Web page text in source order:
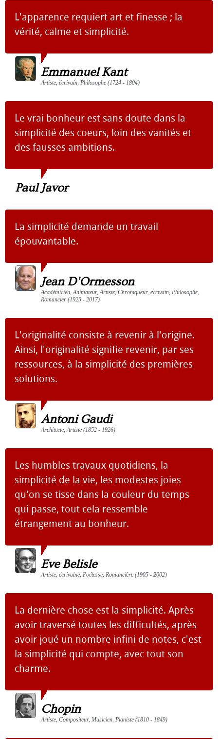
L'apparence requiert art et finesse ; la
vérité, calme et simplicité.
Emmanuel Kant
Artiste, écrivain, Philosophe (1724 - 1804)
Le vrai bonheur est sans doute dans la
simplicité des coeurs, loin des vanités et
des fausses ambitions.
Paul Javor
La simplicité demande un travail
épouvantable.
Jean D'Ormesson
Académicien, Animateur, Artiste, Chroniqueur, écrivain, Philosophe,
Romancier (1925 - 2017)
L'originalité consiste à revenir à l'origine.
Ainsi, l'originalité signifie revenir, par ses
ressources, à la simplicité des premières
solutions.
Antoni Gaudi
Architecte, Artiste (1852 - 1926)
Les humbles travaux quotidiens, la
simplicité de la vie, les modestes joies
qu'on se tisse dans la couleur du temps
qui passe, tout cela ressemble
étrangement au bonheur.
Eve Belisle
Artiste, écrivaine, Poétesse, Romancière (1905 - 2002)
La dernière chose est la simplicité. Après
avoir traversé toutes les difficultés, après
avoir joué un nombre infini de notes, c'est
la simplicité qui compte, avec tout son
charme.
Chopin
Artiste, Compositeur, Musicien, Pianiste (1810 - 1849)